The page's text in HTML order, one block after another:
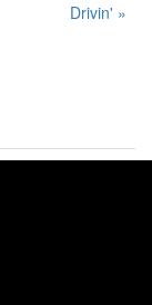
Drivin' »